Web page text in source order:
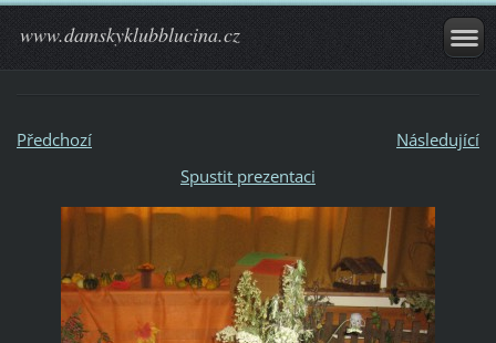
www.damskyklubblucina.cz
Předchozí
Následující
Spustit prezentaci